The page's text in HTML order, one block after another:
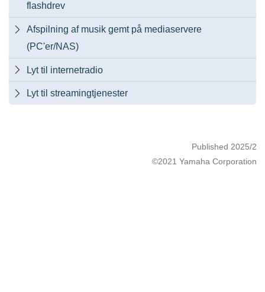
flashdrev

Afspilning af musik gemt på mediaservere
(PC'er/NAS)
 Lyt til internetradio
 Lyt til streamingtjenester
Published 2025/2
©2021 Yamaha Corporation